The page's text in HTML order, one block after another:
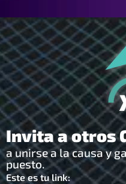
Invita a otros
a unirse a la causa y
puesto.
Este es tu link: